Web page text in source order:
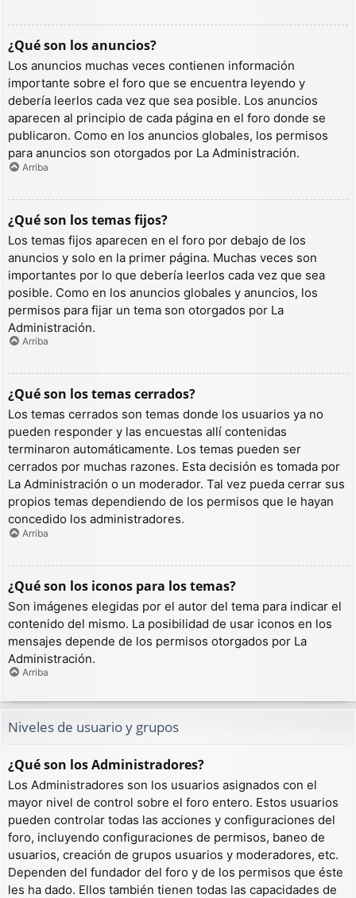
¿Qué son los anuncios?
Los anuncios muchas veces contienen información
importante sobre el foro que se encuentra leyendo y
debería leerlos cada vez que sea posible. Los anuncios
aparecen al principio de cada página en el foro donde se
publicaron. Como en los anuncios globales, los permisos
para anuncios son otorgados por La Administración.
Arriba
¿Qué son los temas fijos?
Los temas fijos aparecen en el foro por debajo de los
anuncios y solo en la primer página. Muchas veces son
importantes por lo que debería leerlos cada vez que sea
posible. Como en los anuncios globales y anuncios, los
permisos para fijar un tema son otorgados por La
Administración.
Arriba
¿Qué son los temas cerrados?
Los temas cerrados son temas donde los usuarios ya no
pueden responder y las encuestas allí contenidas
terminaron automáticamente. Los temas pueden ser
cerrados por muchas razones. Esta decisión es tomada por
La Administración o un moderador. Tal vez pueda cerrar sus
propios temas dependiendo de los permisos que le hayan
concedido los administradores.
Arriba
¿Qué son los iconos para los temas?
Son imágenes elegidas por el autor del tema para indicar el
contenido del mismo. La posibilidad de usar iconos en los
mensajes depende de los permisos otorgados por La
Administración.
Arriba
Niveles de usuario y grupos
¿Qué son los Administradores?
Los Administradores son los usuarios asignados con el
mayor nivel de control sobre el foro entero. Estos usuarios
pueden controlar todas las acciones y configuraciones del
foro, incluyendo configuraciones de permisos, baneo de
usuarios, creación de grupos usuarios y moderadores, etc.
Dependen del fundador del foro y de los permisos que éste
les ha dado. Ellos también tienen todas las capacidades de